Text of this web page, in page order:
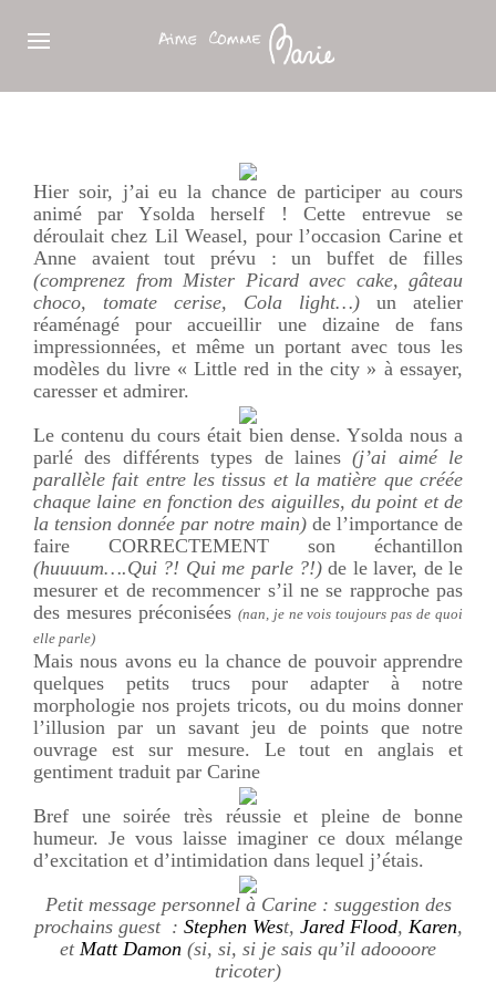
Hier soir, j’ai eu la chance de participer au cours
animé par Ysolda herself ! Cette entrevue se
déroulait chez Lil Weasel, pour l’occasion Carine et
Anne avaient tout prévu : un buffet de filles
(comprenez from Mister Picard avec cake, gâteau
choco, tomate cerise, Cola light…) un atelier
réaménagé pour accueillir une dizaine de fans
impressionnées, et même un portant avec tous les
modèles du livre « Little red in the city » à essayer,
caresser et admirer.
Le contenu du cours était bien dense. Ysolda nous a
parlé des différents types de laines(j’ai aimé le
parallèle fait entre les tissus et la matière que créée
chaque laine en fonction des aiguilles, du point et de
la tension donnée par notre main) de l’importance de
faire CORRECTEMENT son échantillon
(huuuum….Qui ?! Qui me parle ?!) de le laver, de le
mesurer et de recommencer s’il ne se rapproche pas
des mesures préconisées (nan, je ne vois toujours pas de quoi
elle parle)
Mais nous avons eu la chance de pouvoir apprendre
quelques petits trucs pour adapter à notre
morphologie nos projets tricots, ou du moins donner
l’illusion par un savant jeu de points que notre
ouvrage est sur mesure. Le tout en anglais et
gentiment traduit par Carine
Bref une soirée très réussie et pleine de bonne
humeur. Je vous laisse imaginer ce doux mélange
d’excitation et d’intimidation dans lequel j’étais.
Petit message personnel à Carine : suggestion des
prochains guest : Stephen West, Jared Flood, Karen,
etMatt Damon (si, si, si je sais qu’il adoooore
tricoter)